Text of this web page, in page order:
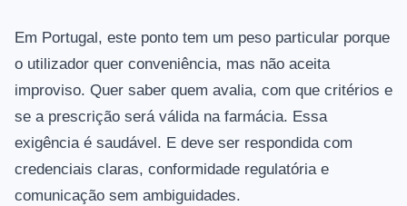
Em Portugal, este ponto tem um peso particular porque
o utilizador quer conveniência, mas não aceita
improviso. Quer saber quem avalia, com que critérios e
se a prescrição será válida na farmácia. Essa
exigência é saudável. E deve ser respondida com
credenciais claras, conformidade regulatória e
comunicação sem ambiguidades.